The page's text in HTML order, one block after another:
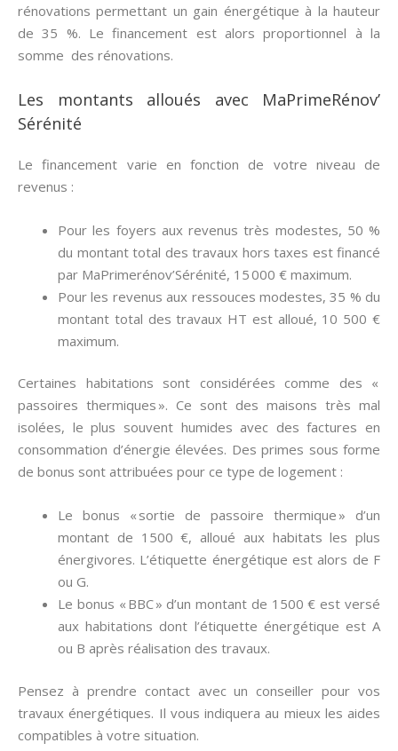
rénovations permettant un gain énergétique à la hauteur
de 35 %. Le financement est alors proportionnel à la
somme des rénovations.
Les montants alloués avec MaPrimeRénov’
Sérénité
Le financement varie en fonction de votre niveau de
revenus :
Pour les foyers aux revenus très modestes, 50 %
du montant total des travaux hors taxes est financé
par MaPrimerénov’Sérénité, 15 000 € maximum.
Pour les revenus aux ressouces modestes, 35 % du
montant total des travaux HT est alloué, 10 500 €
maximum.
Certaines habitations sont considérées comme des «
passoires thermiques ». Ce sont des maisons très mal
isolées, le plus souvent humides avec des factures en
consommation d’énergie élevées. Des primes sous forme
de bonus sont attribuées pour ce type de logement :
Le bonus « sortie de passoire thermique » d’un
montant de 1500 €, alloué aux habitats les plus
énergivores. L’étiquette énergétique est alors de F
ou G.
Le bonus « BBC » d’un montant de 1500 € est versé
aux habitations dont l’étiquette énergétique est A
ou B après réalisation des travaux.
Pensez à prendre contact avec un conseiller pour vos
travaux énergétiques. Il vous indiquera au mieux les aides
compatibles à votre situation.